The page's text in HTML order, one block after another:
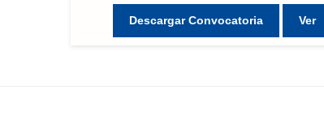
Descargar Convocatoria Ver